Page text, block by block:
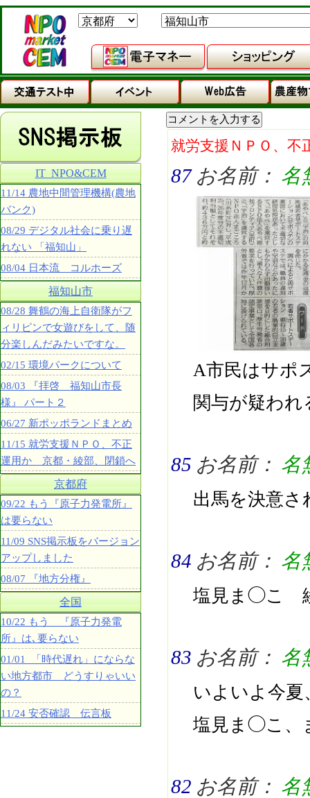
就労支援ＮＰＯ、
87 お名前： 名
A市民はサポ
関与が疑わ
85 お名前： 名
出馬を決意
84 お名前： 名
塩見ま◯こ
83 お名前： 名
いよいよ今夏
塩見ま◯こ、
82 お名前： 名
IT_NPO&CEM
11/14 農地中間管理機構(農地
バンク)
08/29 デジタル社会に乗り遅
れない 「福知山」
08/04 日本流 コルホーズ
福知山市
08/28 舞鶴の海上自衛隊がフ
ィリピンで女遊びをして、随
分楽しんだみたいですな。
02/15 環境パークについて
08/03 『拝啓 福知山市長
様』 パート２
06/27 新ポッポランドまとめ
11/15 就労支援ＮＰＯ、不正
運用か 京都・綾部、閉鎖へ
京都府
09/22 もう『原子力発電所』
は要らない
11/09 SNS掲示板をバージョン
アップしました
08/07 『地方分権』
全国
10/22 もう 『原子力発電
所』は､要らない
01/01 「時代遅れ」にならな
い地方都市 どうすりゃいい
の？
11/24 安否確認 伝言板